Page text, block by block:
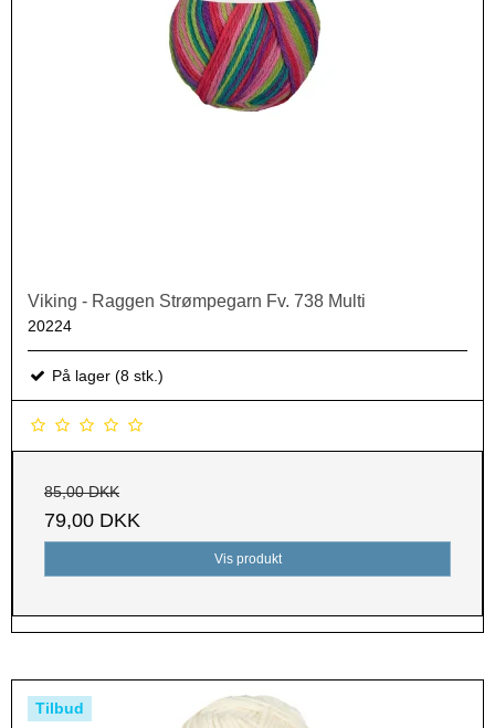
Viking - Raggen Strømpegarn Fv. 738 Multi
20224
På lager (8 stk.)
85,00 DKK
79,00 DKK
Vis produkt
Tilbud